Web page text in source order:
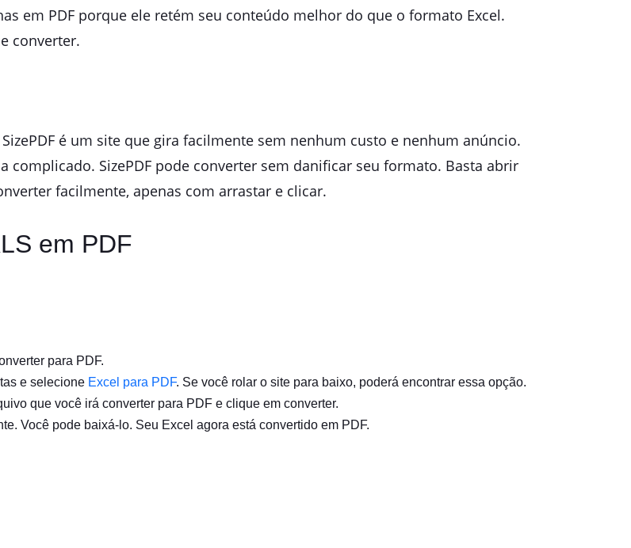
em PDF porque ele retém seu conteúdo melhor do que o formato Excel.
converter.
SizePDF é um site que gira facilmente sem nenhum custo e nenhum anúncio.
complicado. SizePDF pode converter sem danificar seu formato. Basta abrir
facilmente, apenas com arrastar e clicar.
em PDF
para PDF.
e selecione Excel para PDF. Se você rolar o site para baixo, poderá encontrar essa opção.
que você irá converter para PDF e clique em converter.
Você pode baixá-lo. Seu Excel agora está convertido em PDF.